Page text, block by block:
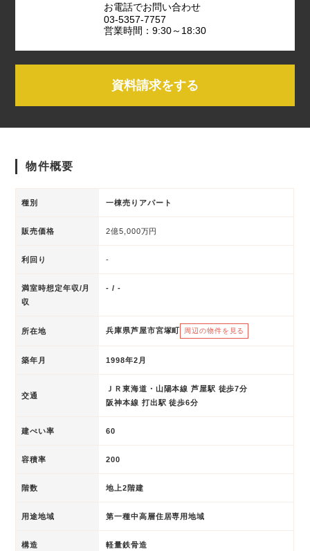
お電話でお問い合わせ
03-5357-7757
営業時間：9:30～18:30
資料請求をする
物件概要
種別 一棟売りアパート
販売価格 2億5,000万円
利回り -
満室時想定年収/月
収
- / -
所在地 兵庫県芦屋市宮塚町 周辺の物件を見る
築年月 1998年2月
交通
ＪＲ東海道・山陽本線 芦屋駅 徒歩7分
阪神本線 打出駅 徒歩6分
建ぺい率 60
容積率 200
階数 地上2階建
用途地域 第一種中高層住居専用地域
構造 軽量鉄骨造